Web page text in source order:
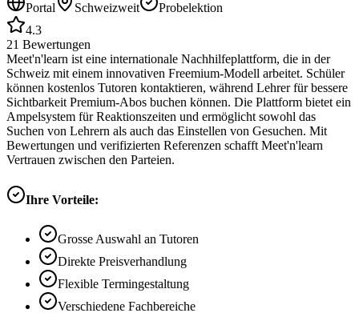
Portal
Schweizweit
Probelektion
4.3
21 Bewertungen
Meet'n'learn ist eine internationale Nachhilfeplattform, die in der
Schweiz mit einem innovativen Freemium-Modell arbeitet. Schüler
können kostenlos Tutoren kontaktieren, während Lehrer für bessere
Sichtbarkeit Premium-Abos buchen können. Die Plattform bietet ein
Ampelsystem für Reaktionszeiten und ermöglicht sowohl das
Suchen von Lehrern als auch das Einstellen von Gesuchen. Mit
Bewertungen und verifizierten Referenzen schafft Meet'n'learn
Vertrauen zwischen den Parteien.
Ihre Vorteile:
Grosse Auswahl an Tutoren
Direkte Preisverhandlung
Flexible Termingestaltung
Verschiedene Fachbereiche